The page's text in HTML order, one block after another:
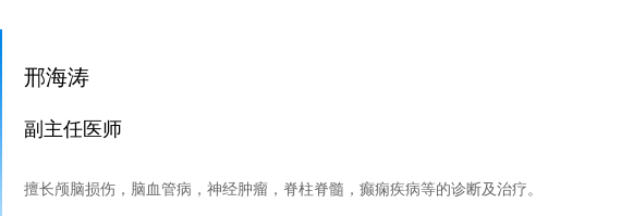
邢海涛
副主任医师
擅长颅脑损伤，脑血管病，神经肿瘤，脊柱脊髓，癫痫疾病等的诊断及治疗。